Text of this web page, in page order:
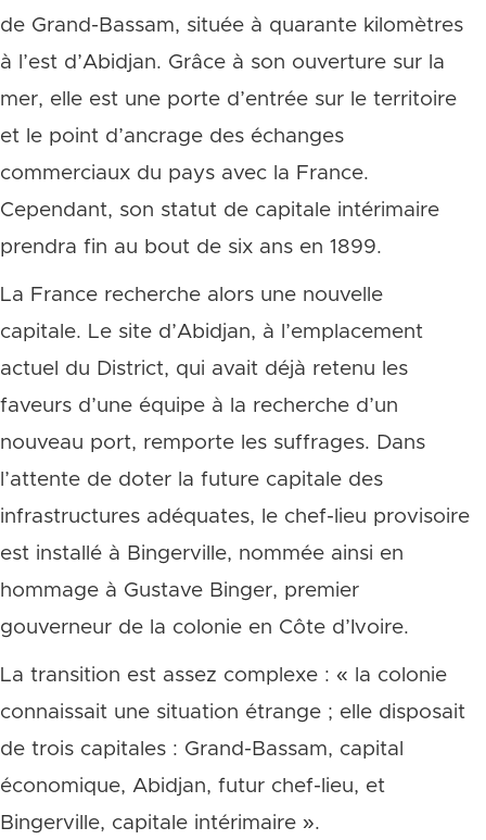
de Grand-Bassam, située à quarante kilomètres
à l’est d’Abidjan. Grâce à son ouverture sur la
mer, elle est une porte d’entrée sur le territoire
et le point d’ancrage des échanges
commerciaux du pays avec la France.
Cependant, son statut de capitale intérimaire
prendra fin au bout de six ans en 1899.
La France recherche alors une nouvelle
capitale. Le site d’Abidjan, à l’emplacement
actuel du District, qui avait déjà retenu les
faveurs d’une équipe à la recherche d’un
nouveau port, remporte les suffrages. Dans
l’attente de doter la future capitale des
infrastructures adéquates, le chef-lieu provisoire
est installé à Bingerville, nommée ainsi en
hommage à Gustave Binger, premier
gouverneur de la colonie en Côte d’Ivoire.
La transition est assez complexe : « la colonie
connaissait une situation étrange ; elle disposait
de trois capitales : Grand-Bassam, capital
économique, Abidjan, futur chef-lieu, et
Bingerville, capitale intérimaire ».